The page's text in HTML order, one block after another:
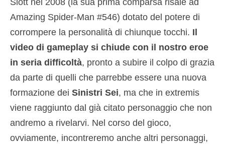
Slott nel 2008 (la sua prima comparsa risale ad
Amazing Spider-Man #546) dotato del potere di
corrompere la personalità di chiunque tocchi. Il
video di gameplay si chiude con il nostro eroe
in seria difficoltà, pronto a subire il colpo di grazia
da parte di quelli che parrebbe essere una nuova
formazione dei Sinistri Sei, ma che in extremis
viene raggiunto dal già citato personaggio che non
andremo a rivelarvi. Nel corso del gioco,
ovviamente, incontreremo anche altri personaggi,